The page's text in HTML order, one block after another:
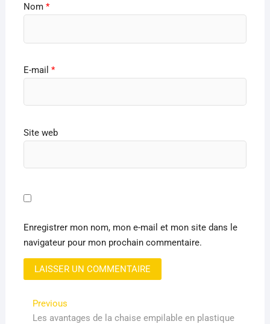
Nom *
E-mail *
Site web
Enregistrer mon nom, mon e-mail et mon site dans le
navigateur pour mon prochain commentaire.
Navigation
PreviousPrevious
post:
Les avantages de la chaise empilable en plastique